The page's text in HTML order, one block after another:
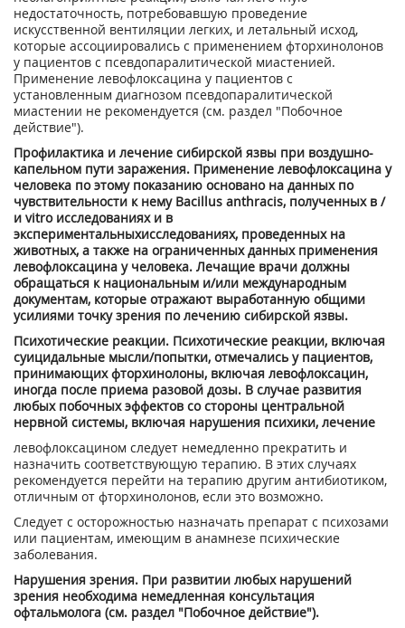
недостаточность, потребовавшую проведение
искусственной вентиляции легких, и летальный исход,
которые ассоциирова­лись с применением фторхинолонов
у пациентов с псевдопаралитической миастенией.
Применение левофлоксацина у пациентов с
установленным диагнозом псевдопаралитической
миастении не рекомендуется (см. раздел "Побочное
действие").
Профилактика и лечение сибирской язвы при воздушно-
капельном пути заражения. Применение левофлоксацина у
человека по этому показанию основано на данных по
чувствительности к нему Bacillus anthracis, полученных в /
и vitro исследованиях и в
экспериментальныхисследованиях, проведенных на
животных, а также на ограниченных данных применения
левофлоксацина у человека. Лечащие врачи должны
обращаться к национальным и/или международным
документам, которые отражают выработанную общими
усилиями точку зрения по лечению сибирской язвы.
Психотические реакции. Психотические реакции, включая
суицидальные мысли/попытки, отмечались у пациентов,
принимающих фторхинолоны, включая левофлоксацин,
иногда после приема разовой дозы. В случае развития
любых побочных эффектов со стороны центральной
нервной системы, включая нарушения психики, лечение
левофлоксацином следует немедленно прекратить и
назначить соответствующую терапию. В этих случаях
рекомендуется перейти на терапию другим антибиотиком,
отличным от фторхинолонов, если это возможно.
Следует с осторожностью назначать препарат с психозами
или пациентам, имеющим в анамнезе психические
заболевания.
Нарушения зрения. При развитии любых нарушений
зрения необходима немедленная консультация
офтальмолога (см. раздел "Побочное действие").